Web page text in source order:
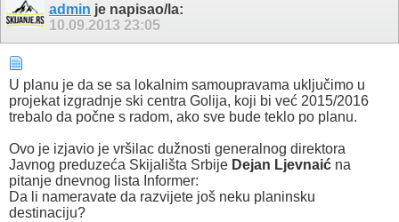
admin je napisao/la:
10.09.2013 23:05
U planu je da se sa lokalnim samoupravama uključimo u
projekat izgradnje ski centra Golija, koji bi već 2015/2016
trebalo da počne s radom, ako sve bude teklo po planu.
Ovo je izjavio je vršilac dužnosti generalnog direktora
Javnog preduzeća Skijališta Srbije Dejan Ljevnaić na
pitanje dnevnog lista Informer:
Da li nameravate da razvijete još neku planinsku
destinaciju?